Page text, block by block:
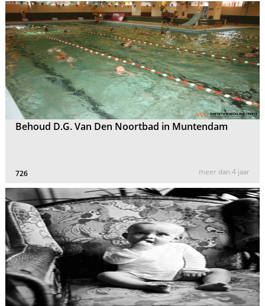
Behoud D.G. Van Den Noortbad in Muntendam
726 meer dan 4 jaar